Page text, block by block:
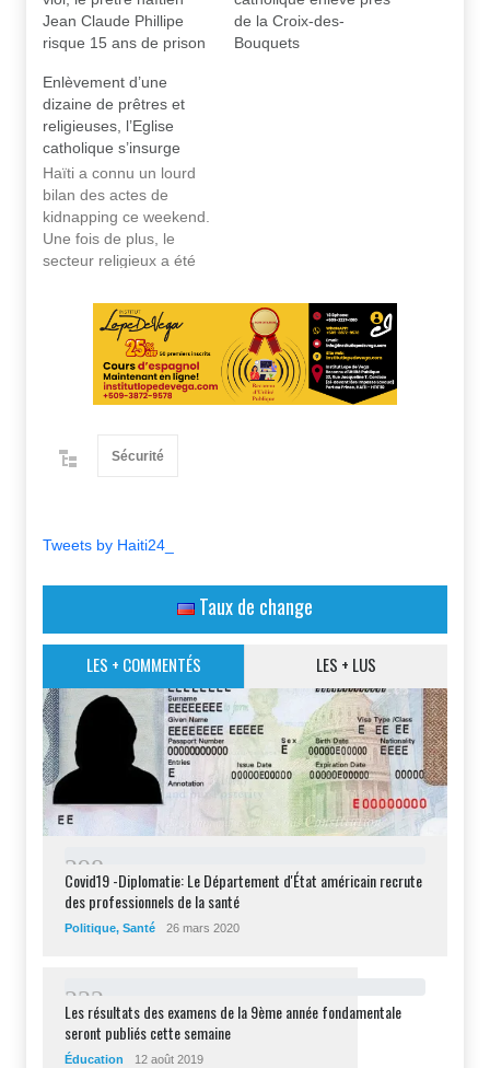
Jean Claude Phillipe
risque 15 ans de prison
de la Croix-des-
Bouquets
Enlèvement d’une
dizaine de prêtres et
religieuses, l’Eglise
catholique s’insurge
Haïti a connu un lourd
bilan des actes de
kidnapping ce weekend.
Une fois de plus, le
secteur religieux a été
gangrène la société
depuis quelques temps.
En réaction, la
Conférence Haïtienne
des Religieux dit
l’enlèvement des 5
Sécurité
Tweets by Haiti24_
Taux de change
LES + COMMENTÉS LES + LUS
298
Covid19 -Diplomatie: Le Département d'État américain recrute
des professionnels de la santé
Politique, Santé 26 mars 2020
232
Les résultats des examens de la 9ème année fondamentale
seront publiés cette semaine
Éducation 12 août 2019